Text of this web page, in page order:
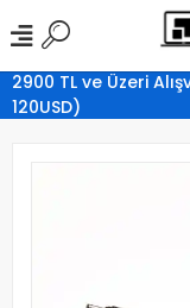
2900 TL ve Üzeri
120USD)